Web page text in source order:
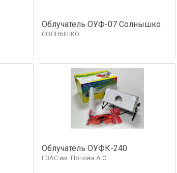
Облучатель ОУФ-07 Солнышко
СОЛНЫШКО
Облучатель ОУФК-240
ГЗАС им. Попова А.С.